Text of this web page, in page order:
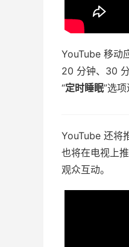
YouTube 移动
20 分钟、30
“定时睡眠”选项
YouTube 还将
也将在电视上
观众互动。